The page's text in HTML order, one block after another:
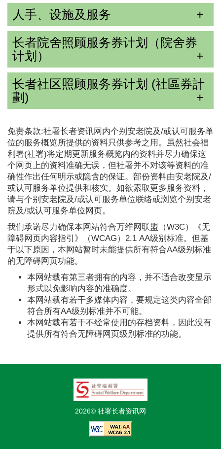
人手、设施及服务
长者院舍照顾服务券计划（院舍券
计划）
长者社区照顾服务券计划 (社區券計
劃)
免责条款:社署长者资讯网内个别安老院及/或认可服务单
位的服务概览所提供的资料只供参考之用。虽然社会福
利署(社署)将定期更新服务概览内的资料并尽力确保这
个网页上的资料准确无误，但社署并不对该等资料的准
确性作出任何明示或隐含的保证。部份资料由安老院及/
或认可服务单位提供和核实。如欲索取更多服务资料，
请与个别安老院及/或认可服务单位联络或浏览个别安老
院及/或认可服务单位网页。
我们承诺尽力确保本网站符合万维网联盟（W3C）《无
障碍网页内容指引》（WCAG）2.1 AA级别标准。但基
于以下原因，本网站暂时未能提供所有符合AA级别标准
的无障碍网页功能。
本网站载有第三者拥有的内容，并不适合改变显示
形式以免影响内容的准确度。
本网站载有若干多媒体内容，要规定这类内容全部
符合所有AA级别标准并不可能。
本网站载有若干不经常使用的存档资料，因此没有
提供所有符合无障碍网页级别标准的功能。
2026© 社署长者资讯网